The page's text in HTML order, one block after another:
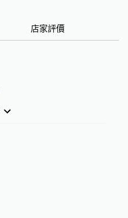
店家評價